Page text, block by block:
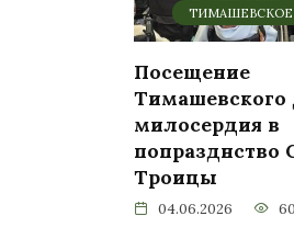
ТИМАШЕВСКОЕ
Посещение
Тимашевского
милосердия в
попразднство
Троицы
04.06.2026 60